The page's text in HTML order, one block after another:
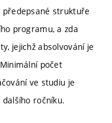
struktuře
programu, a zda
jejichž absolvování je
počet
ve studiu je
ročníku.